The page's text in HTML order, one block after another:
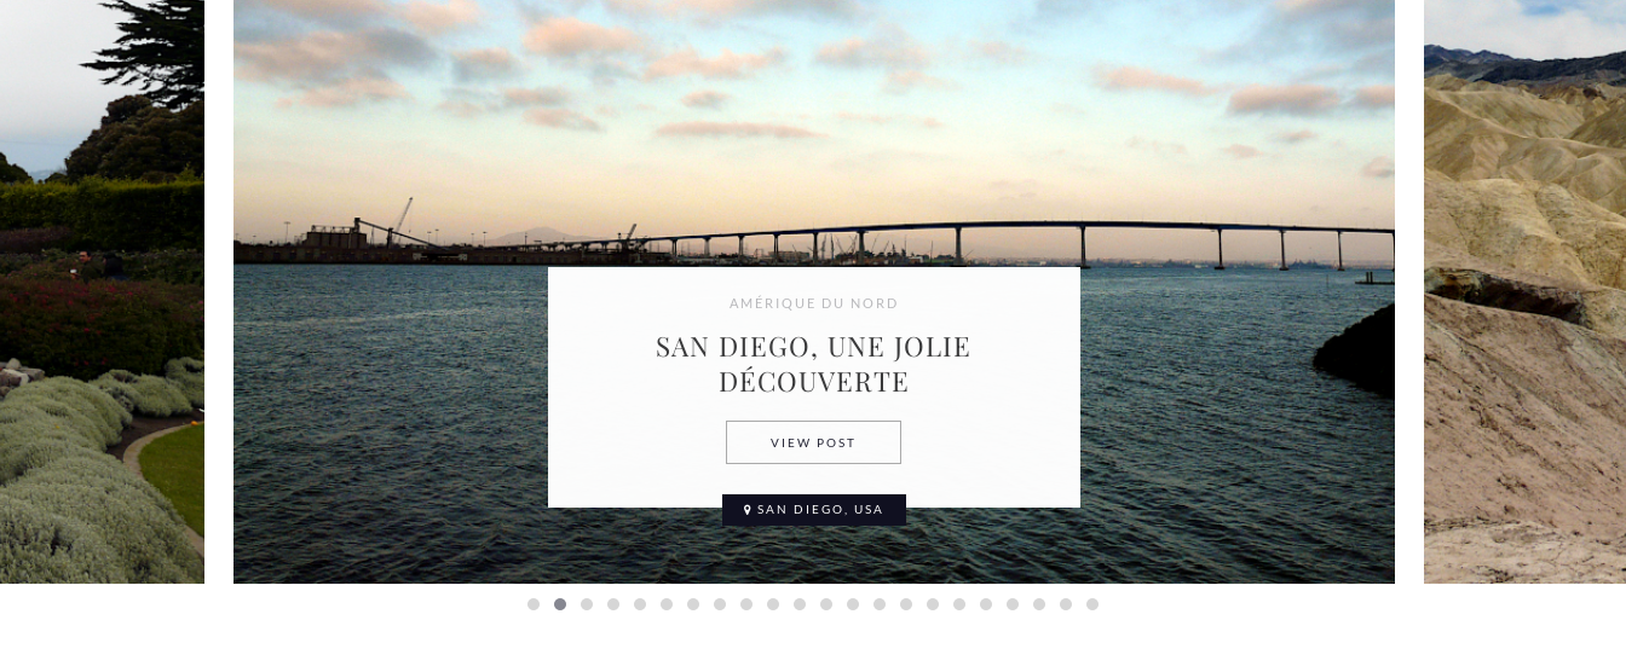
AMÉRIQUE DU NORD
SAN DIEGO, UNE JOLIE
DÉCOUVERTE
VIEW POST SAN DIEGO, UNE JOLIE DÉCOUVERTE
SAN DIEGO, USA